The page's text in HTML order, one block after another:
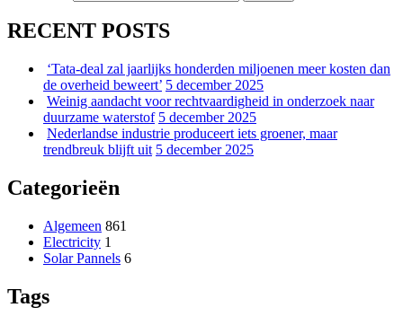
RECENT POSTS
‘Tata-deal zal jaarlijks honderden miljoenen meer kosten dan
de overheid beweert’ 5 december 2025
Weinig aandacht voor rechtvaardigheid in onderzoek naar
duurzame waterstof 5 december 2025
Nederlandse industrie produceert iets groener, maar
trendbreuk blijft uit 5 december 2025
Categorieën
Algemeen 861
Electricity 1
Solar Pannels 6
Tags